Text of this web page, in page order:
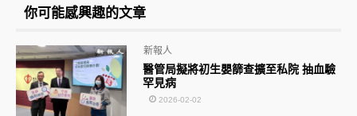
你可能感興趣的文章
醫管局擬將初生嬰篩查擴至私院 抽血驗
罕見病
新報人
2026-02-02